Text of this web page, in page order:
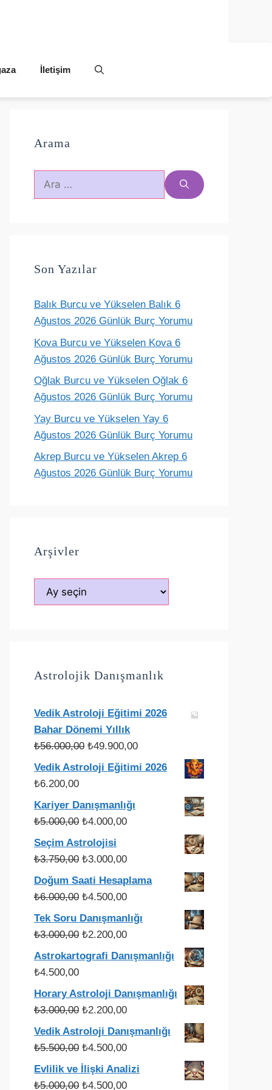
İletişim
Arama
için
Son Yazılar
Balık Burcu ve Yükselen Balık 6
Ağustos 2026 Günlük Burç Yorumu
Kova Burcu ve Yükselen Kova 6
Ağustos 2026 Günlük Burç Yorumu
Oğlak Burcu ve Yükselen Oğlak 6
Ağustos 2026 Günlük Burç Yorumu
Yay Burcu ve Yükselen Yay 6
Ağustos 2026 Günlük Burç Yorumu
Akrep Burcu ve Yükselen Akrep 6
Ağustos 2026 Günlük Burç Yorumu
Arşivler
Arşivler
Astrolojik Danışmanlık
Vedik Astroloji Eğitimi 2026
Bahar Dönemi Yıllık
₺56.000,00 Orijinal
fiyat:
₺49.900,00Şu
andaki
₺49.900,00.
Vedik Astroloji Eğitimi 2026
₺6.200,00
Kariyer Danışmanlığı
₺5.000,00 Orijinal
fiyat:
₺5.000,00.
₺4.000,00Şu
fiyat:
Seçim Astrolojisi
₺3.750,00 Orijinal
fiyat:
₺3.750,00.
₺3.000,00Şu
andaki
fiyat:
Doğum Saati Hesaplama
₺6.000,00 Orijinal
fiyat:
₺6.000,00.
₺4.500,00Şu
andaki
fiyat:
Tek Soru Danışmanlığı
₺3.000,00 Orijinal
fiyat:
₺2.200,00Şu
Astrokartografi Danışmanlığı
₺4.500,00
Horary Astroloji Danışmanlığı
₺3.000,00 Orijinal
fiyat:
₺3.000,00.
₺2.200,00Şu
fiyat:
Vedik Astroloji Danışmanlığı
₺5.500,00 Orijinal
fiyat:
₺5.500,00.
₺4.500,00Şu
andaki
fiyat:
Evlilik ve İlişki Analizi
₺5.000,00 Orijinal
₺4.500,00Şu